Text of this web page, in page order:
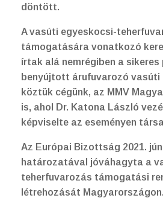
döntött.
A vasúti egyeskocsi-
támogatására vonatkozó
írtak alá nemrégiben a
benyújtott árufuvarozó vasúti
köztük cégünk, az MMV
is, ahol Dr. Katona László
képviselte az eseményen
Az Európai Bizottság 2021.
határozatával jóváhagyta a
teherfuvarozás támogatási
létrehozását